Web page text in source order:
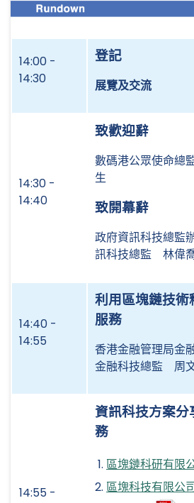
14:00 -
14:30
登記
展覽及交流
14:30 -
14:40
致歡迎辭
數碼港公眾使命
生
致開幕辭
政府資訊科技總監
訊科技總監 林偉
14:40 -
14:55
利用區塊鏈技術
服務
香港金融管理局金
金融科技總監 周
14:55 -
資訊科技方案
務
區塊鏈科研有限
區塊科技有限公